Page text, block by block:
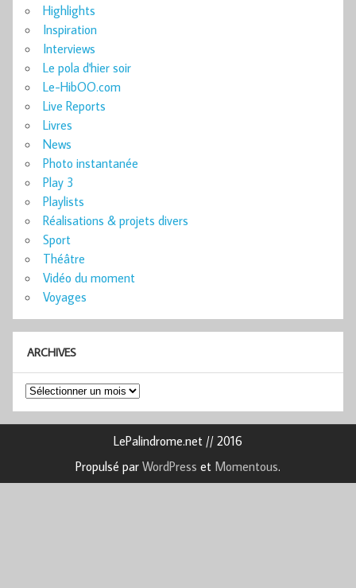
Highlights
Inspiration
Interviews
Le pola d'hier soir
Le-HibOO.com
Live Reports
Livres
News
Photo instantanée
Play 3
Playlists
Réalisations & projets divers
Sport
Théâtre
Vidéo du moment
Voyages
ARCHIVES
Archives
LePalindrome.net // 2016
Propulsé par WordPress et Momentous.